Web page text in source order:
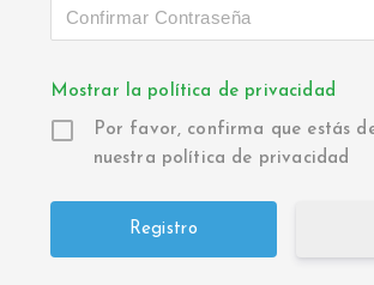
Mostrar la política de privacidad
Por favor, confirma que estás
nuestra política de privacidad